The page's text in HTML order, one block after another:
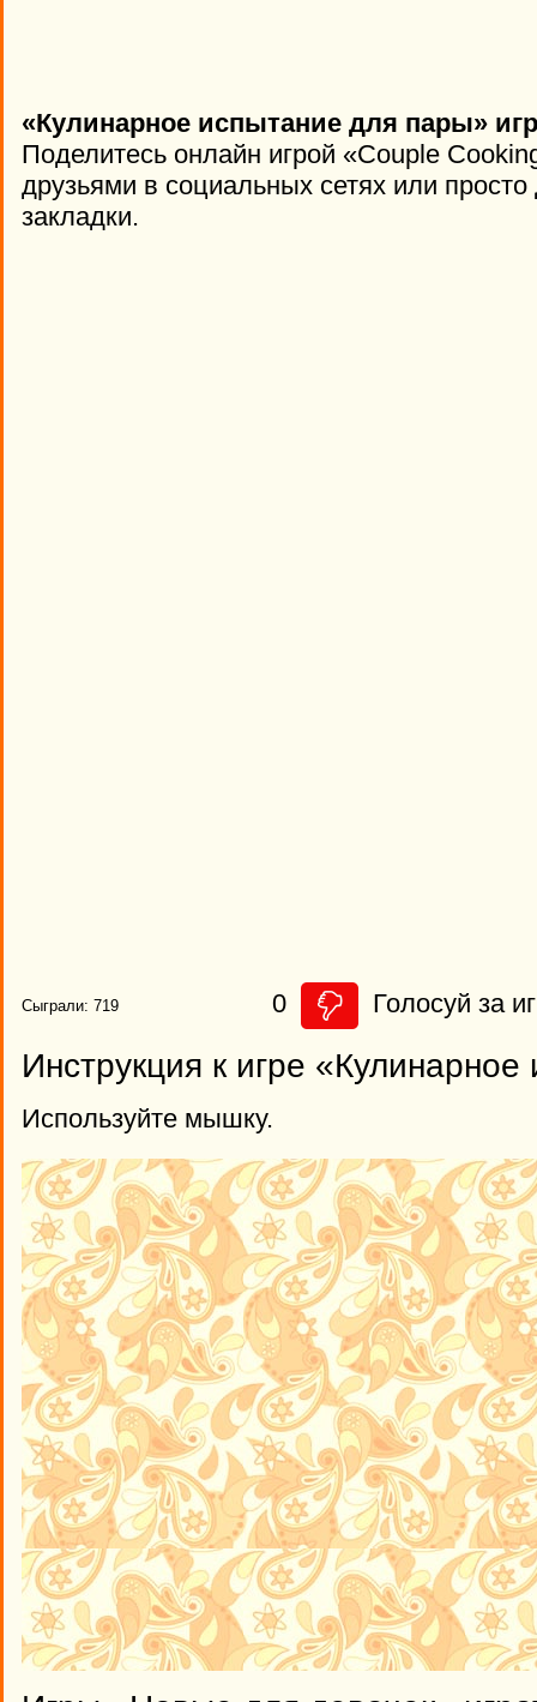
«Кулинарное испытание для пары»
Поделитесь онлайн игрой «Couple
друзьями в социальных сетях или просто
закладки.
Сыграли: 719 0 Голосуй за
Инструкция к игре
Используйте мышку.